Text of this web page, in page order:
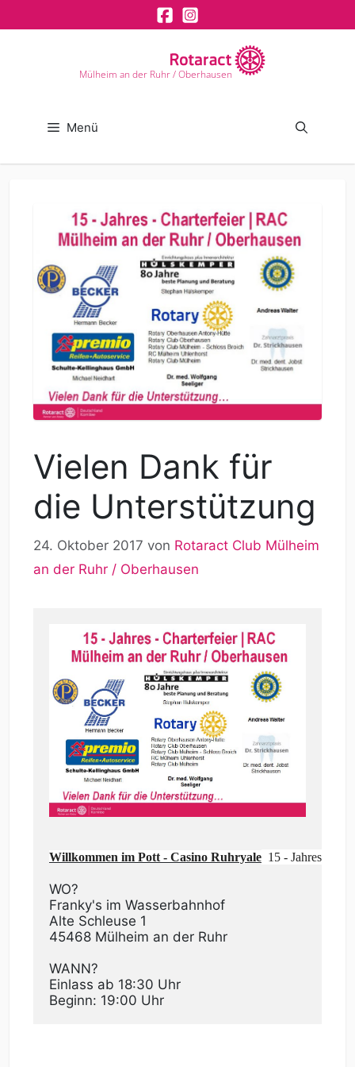
Inhalt
Mülheim an der Ruhr / Oberhausen
Menü
Vielen Dank für
die Unterstützung
24. Oktober 2017 von Rotaract Club Mülheim
an der Ruhr / Oberhausen
Willkommen im Pott - Casino Ruhryale
15 - Jahres -
WO?
Franky's im Wasserbahnhof
Alte Schleuse 1
45468 Mülheim an der Ruhr
WANN?
Einlass ab 18:30 Uhr
Beginn: 19:00 Uhr